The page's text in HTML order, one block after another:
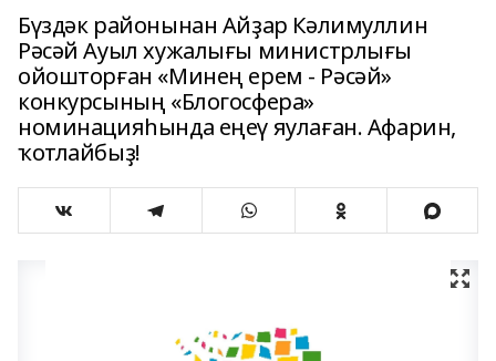
Бүздәк районынан Айҙар Кәлимуллин
Рәсәй Ауыл хужалығы министрлығы
ойошторған «Минең ерем - Рәсәй»
конкурсының «Блогосфера»
номинацияһында еңеү яулаған. Афарин,
ҡотлайбыҙ!